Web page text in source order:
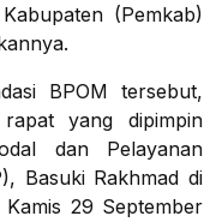
(Pemkab)
BPOM tersebut,
yang dipimpin
dan Pelayanan
Basuki Rakhmad di
29 September